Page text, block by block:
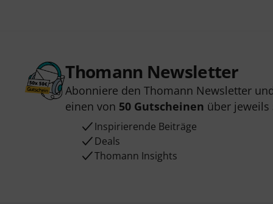
Thomann Newsletter
Abonniere den Thomann Newsletter
einen von 50 Gutscheinen über jeweils
Inspirierende Beiträge
Deals
Thomann Insights